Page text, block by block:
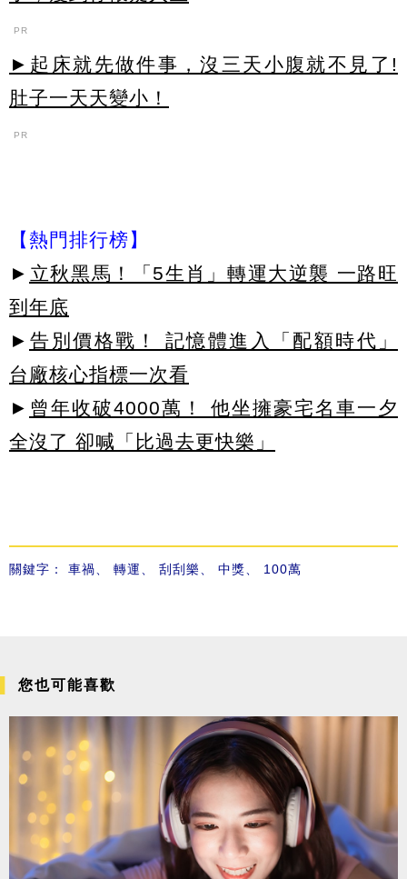
PR
►起床就先做件事，沒三天小腹就不見了!
肚子一天天變小！
PR
【熱門排行榜】
► 立秋黑馬！「5生肖」轉運大逆襲 一路旺
到年底
► 告別價格戰！ 記憶體進入「配額時代」
台廠核心指標一次看
► 曾年收破4000萬！ 他坐擁豪宅名車一夕
全沒了 卻喊「比過去更快樂」
關鍵字： 車禍、 轉運、 刮刮樂、 中獎、 100萬
您也可能喜歡